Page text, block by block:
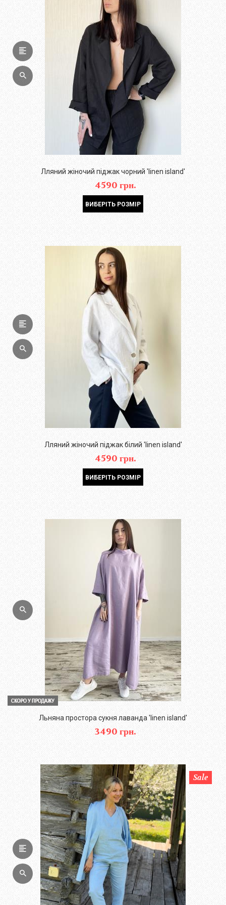
Лляний жіночий піджак чорний 'linen island'
4590 грн.
ВИБЕРІТЬ РОЗМІР
Лляний жіночий піджак білий 'linen island'
4590 грн.
ВИБЕРІТЬ РОЗМІР
Льняна простора сукня лаванда 'linen island'
3490 грн.
Sale